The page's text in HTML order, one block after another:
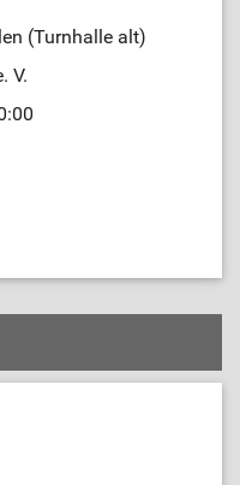
(Turnhalle alt)
V.